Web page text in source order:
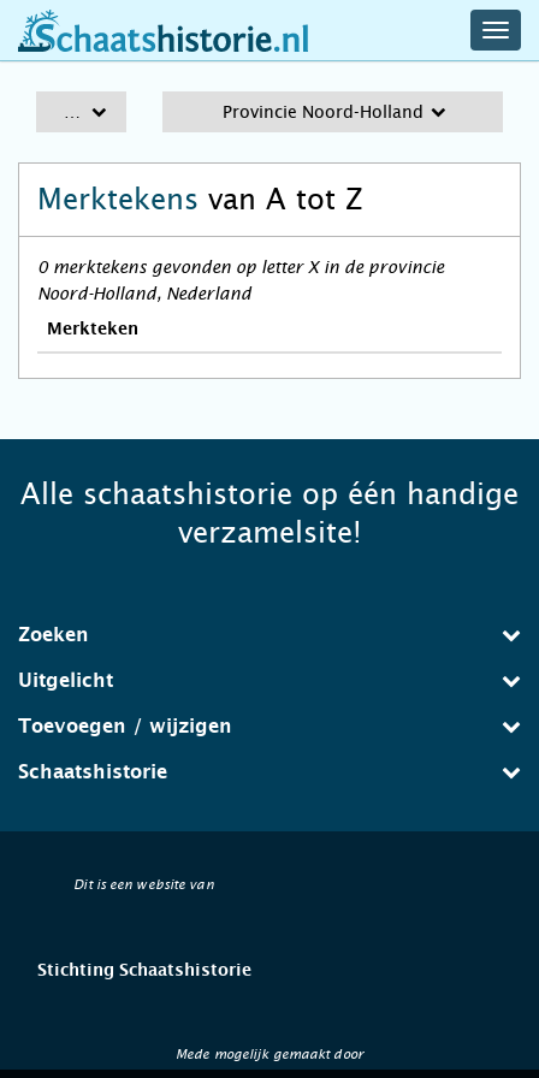
schaatshistorie.nl
Provincie Noord-Holland
Merktekens van A tot Z
0 merktekens gevonden op letter X in de provincie
Noord-Holland, Nederland
Merkteken
Alle schaatshistorie op één handige
verzamelsite!
Zoeken
Uitgelicht
Toevoegen / wijzigen
Schaatshistorie
Dit is een website van
Stichting Schaatshistorie
Mede mogelijk gemaakt door